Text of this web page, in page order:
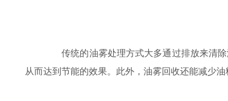
传统的油雾处理方式大多通过排放来清除
从而达到节能的效果。此外，油雾回收还能减少油